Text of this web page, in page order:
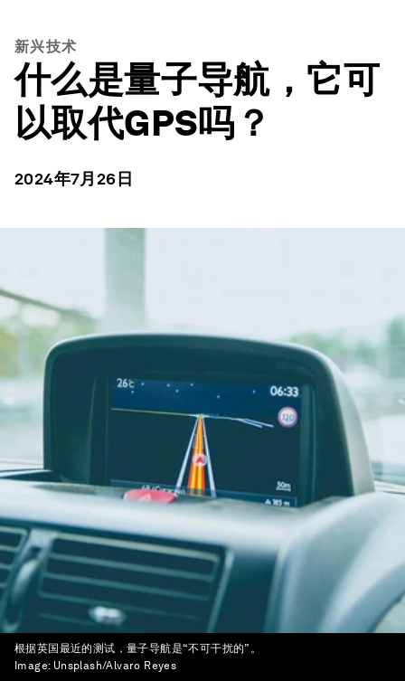
新兴技术
什么是量子导航，它可
以取代GPS吗？
2024年7月26日
根据英国最近的测试，量子导航是“不可干扰的”。
Image: Unsplash/Alvaro Reyes